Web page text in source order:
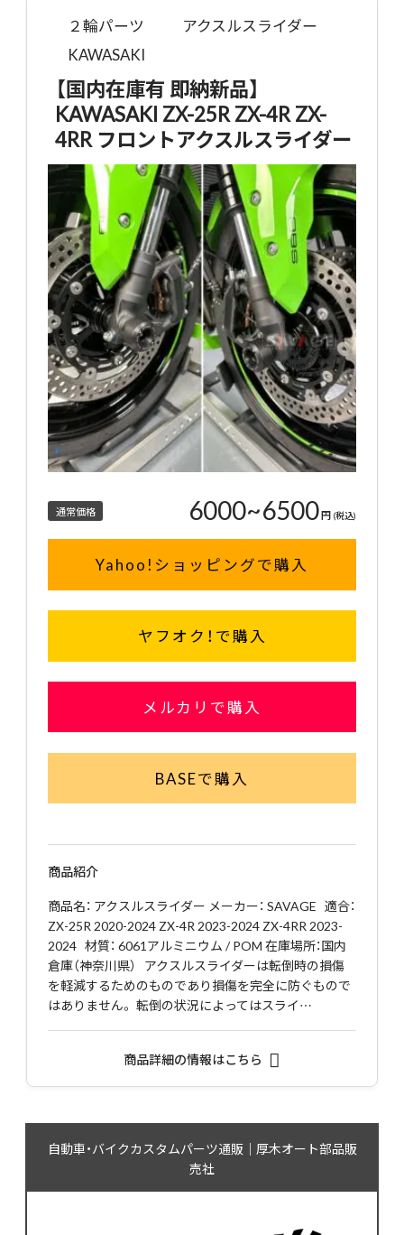
２輪パーツ
アクスルスライダー
KAWASAKI
【国内在庫有 即納新品】
KAWASAKI ZX-25R ZX-4R ZX-
4RR フロントアクスルスライダー
通常価格 6000~6500円 (税込)
Yahoo!ショッピングで購入
ヤフオク！で購入
メルカリで購入
BASEで購入
商品紹介
商品名： アクスルスライダー メーカー： SAVAGE 適合：
ZX-25R 2020-2024 ZX-4R 2023-2024 ZX-4RR 2023-
2024 材質： 6061アルミニウム / POM 在庫場所：国内
倉庫（神奈川県） アクスルスライダーは転倒時の損傷
を軽減するためのものであり損傷を完全に防ぐもので
はありません。 転倒の状況によってはスライ…
商品詳細の情報はこちら
自動車・バイクカスタムパーツ通販｜厚木オート部品販
売社